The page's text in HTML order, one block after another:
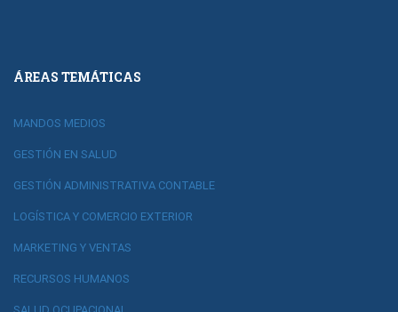
ÁREAS TEMÁTICAS
MANDOS MEDIOS
GESTIÓN EN SALUD
GESTIÓN ADMINISTRATIVA CONTABLE
LOGÍSTICA Y COMERCIO EXTERIOR
MARKETING Y VENTAS
RECURSOS HUMANOS